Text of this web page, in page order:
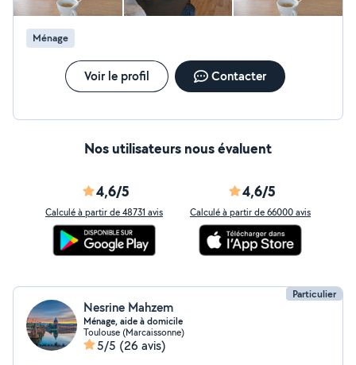
Ménage
Voir le profil Contacter
Nos utilisateurs nous évaluent
4,6/5
Calculé à partir de 48731 avis
4,6/5
Calculé à partir de 66000 avis
Particulier
Nesrine Mahzem
Ménage, aide à domicile
Toulouse (Marcaissonne)
5/5 (26 avis)